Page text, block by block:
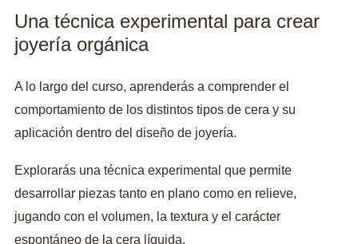
Una técnica experimental para crear
joyería orgánica
A lo largo del curso, aprenderás a comprender el
comportamiento de los distintos tipos de cera y su
aplicación dentro del diseño de joyería.
Explorarás una técnica experimental que permite
desarrollar piezas tanto en plano como en relieve,
jugando con el volumen, la textura y el carácter
espontáneo de la cera líquida.